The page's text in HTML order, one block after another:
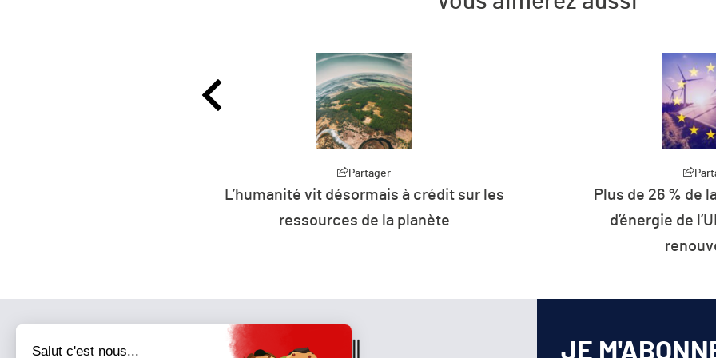
Partager
L’humanité vit désormais à crédit sur les
ressources de la planète
Plus de 26 % de
d’énergie de
JE